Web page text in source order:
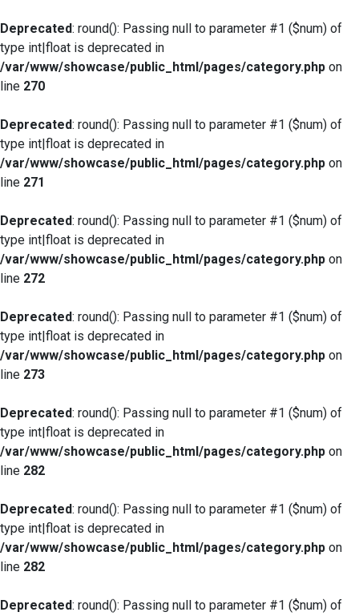
Deprecated: round(): Passing null to parameter #1 ($num) of
type int|float is deprecated in
/var/www/showcase/public_html/pages/category.php on
line 270
Deprecated: round(): Passing null to parameter #1 ($num) of
type int|float is deprecated in
/var/www/showcase/public_html/pages/category.php on
line 271
Deprecated: round(): Passing null to parameter #1 ($num) of
type int|float is deprecated in
/var/www/showcase/public_html/pages/category.php on
line 272
Deprecated: round(): Passing null to parameter #1 ($num) of
type int|float is deprecated in
/var/www/showcase/public_html/pages/category.php on
line 273
Deprecated: round(): Passing null to parameter #1 ($num) of
type int|float is deprecated in
/var/www/showcase/public_html/pages/category.php on
line 282
Deprecated: round(): Passing null to parameter #1 ($num) of
type int|float is deprecated in
/var/www/showcase/public_html/pages/category.php on
line 282
Deprecated: round(): Passing null to parameter #1 ($num) of